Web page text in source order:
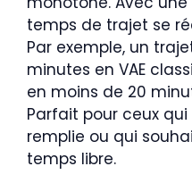
temps de trajet se
Par exemple, un
minutes en VAE
en moins de 20
Parfait pour ceux
remplie ou qui
temps libre.